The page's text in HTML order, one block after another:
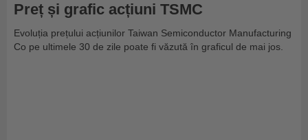
Preț și grafic acțiuni TSMC
Evoluția prețului acțiunilor Taiwan Semiconductor Manufacturing
Co pe ultimele 30 de zile poate fi văzută în graficul de mai jos.